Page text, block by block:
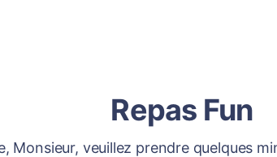
Repas Fun
Monsieur, veuillez prendre quelques